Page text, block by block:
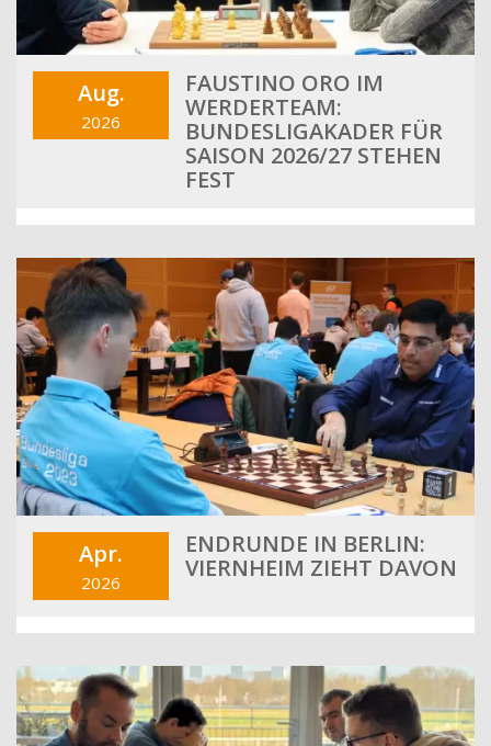
Aug.
2026
FAUSTINO ORO IM
WERDERTEAM:
BUNDESLIGAKADER FÜR
SAISON 2026/27 STEHEN
FEST
Apr.
2026
ENDRUNDE IN BERLIN:
VIERNHEIM ZIEHT DAVON